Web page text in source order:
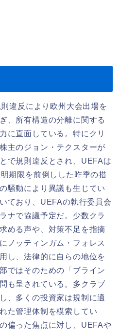
違反により欧州大会出場を
、所有構造の分離に関する
に直面している。特にクリ
主のジョン・テクスターが
で規則違反とされ、UEFAは
期限を前倒しした昨季の措
騒動により異議も生じてい
ており、UEFAの執行委員会
ナで協議予定だ。少数クラ
める声や、対策不足を指摘
ノッティンガム・フォレス
し、法律的に自らの地位を
ではそのための「ブライン
も呈されている。多クラブ
、多くの投資家は規制に適
た管理体制を模索してい
偏った焦点に対し、UEFAや